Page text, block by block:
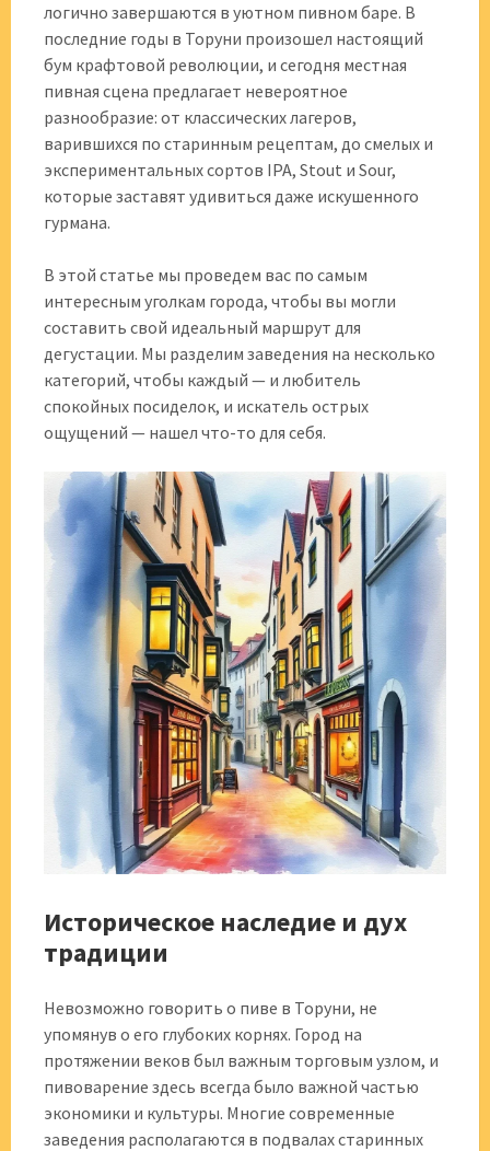
логично завершаются в уютном пивном баре. В
последние годы в Торуни произошел настоящий
бум крафтовой революции, и сегодня местная
пивная сцена предлагает невероятное
разнообразие: от классических лагеров,
варившихся по старинным рецептам, до смелых и
экспериментальных сортов IPA, Stout и Sour,
которые заставят удивиться даже искушенного
гурмана.
В этой статье мы проведем вас по самым
интересным уголкам города, чтобы вы могли
составить свой идеальный маршрут для
дегустации. Мы разделим заведения на несколько
категорий, чтобы каждый — и любитель
спокойных посиделок, и искатель острых
ощущений — нашел что-то для себя.
Историческое наследие и дух
традиции
Невозможно говорить о пиве в Торуни, не
упомянув о его глубоких корнях. Город на
протяжении веков был важным торговым узлом, и
пивоварение здесь всегда было важной частью
экономики и культуры. Многие современные
заведения располагаются в подвалах старинных